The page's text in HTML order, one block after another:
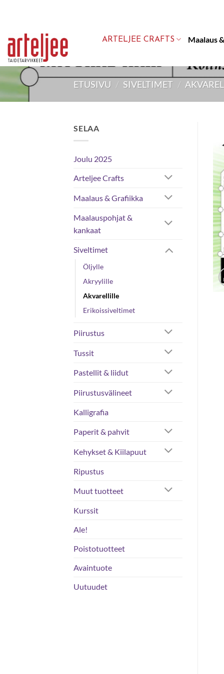
content
ARTELJEE CRAFTS Maalaus
ETUSIVU / SIVELTIMET /
SELAA
Joulu 2025
Arteljee Crafts
Maalaus & Grafiikka
Maalauspohjat &
kankaat
Siveltimet
Öljylle
Akryylille
Akvarellille
Erikoissiveltimet
Piirustus
Tussit
Pastellit & liidut
Piirustusvälineet
Kalligrafia
Paperit & pahvit
Kehykset & Kiilapuut
Ripustus
Muut tuotteet
Kurssit
Ale!
Poistotuotteet
Avaintuote
Uutuudet